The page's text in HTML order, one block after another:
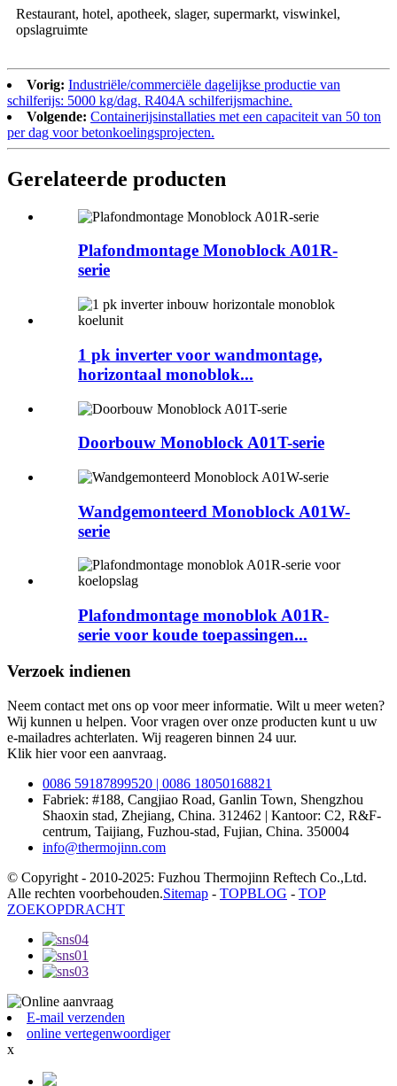
Restaurant, hotel, apotheek, slager, supermarkt, viswinkel,
opslagruimte
Vorig: Industriële/commerciële dagelijkse productie van
schilferijs: 5000 kg/dag. R404A schilferijsmachine.
Volgende: Containerijsinstallaties met een capaciteit van 50 ton
per dag voor betonkoelingsprojecten.
Gerelateerde producten
Plafondmontage Monoblock A01R-
serie
1 pk inverter voor wandmontage,
horizontaal monoblok...
Doorbouw Monoblock A01T-serie
Wandgemonteerd Monoblock A01W-
serie
Plafondmontage monoblok A01R-
serie voor koude toepassingen...
Verzoek indienen
Neem contact met ons op voor meer informatie. Wilt u meer weten?
Wij kunnen u helpen. Voor vragen over onze producten kunt u uw
e-mailadres achterlaten. Wij reageren binnen 24 uur.
Klik hier voor een aanvraag.
0086 59187899520 | 0086 18050168821
Fabriek: #188, Cangjiao Road, Ganlin Town, Shengzhou
Shaoxin stad, Zhejiang, China. 312462 | Kantoor: C2, R&F-
centrum, Taijiang, Fuzhou-stad, Fujian, China. 350004
info@thermojinn.com
© Copyright - 2010-2025: Fuzhou Thermojinn Reftech Co.,Ltd.
Alle rechten voorbehouden.Sitemap - TOPBLOG - TOP
ZOEKOPDRACHT
E-mail verzenden
online vertegenwoordiger
x